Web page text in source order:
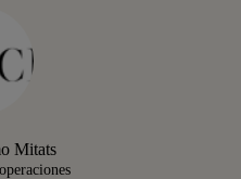
Mitats